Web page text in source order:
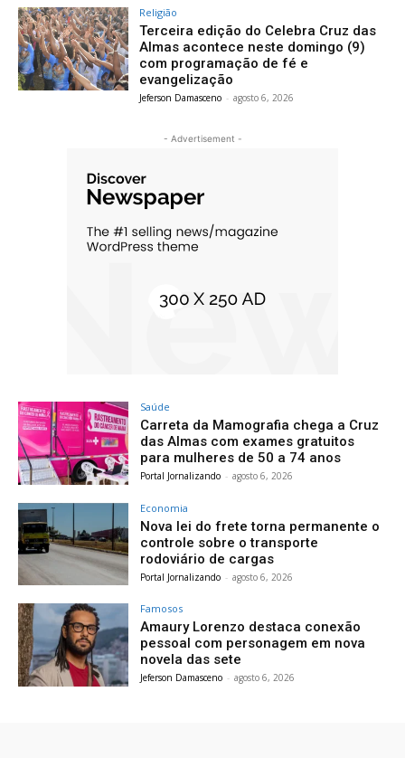
Religião
Terceira edição do Celebra Cruz das
Almas acontece neste domingo (9)
com programação de fé e
evangelização
Jeferson Damasceno - agosto 6, 2026
- Advertisement -
Saúde
Carreta da Mamografia chega a Cruz
das Almas com exames gratuitos
para mulheres de 50 a 74 anos
Portal Jornalizando - agosto 6, 2026
Economia
Nova lei do frete torna permanente o
controle sobre o transporte
rodoviário de cargas
Portal Jornalizando - agosto 6, 2026
Famosos
Amaury Lorenzo destaca conexão
pessoal com personagem em nova
novela das sete
Jeferson Damasceno - agosto 6, 2026